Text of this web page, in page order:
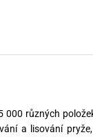
000 různých
a lisování